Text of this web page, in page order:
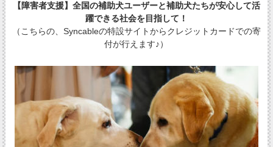
【障害者支援】全国の補助犬ユーザーと補助犬たちが安心して活
躍できる社会を目指して！
（こちらの、Syncableの特設サイトからクレジットカードでの寄
付が行えます♪）